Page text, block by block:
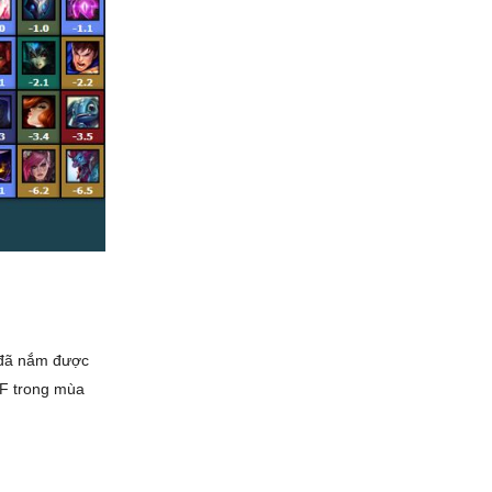
nắm được
trong mùa